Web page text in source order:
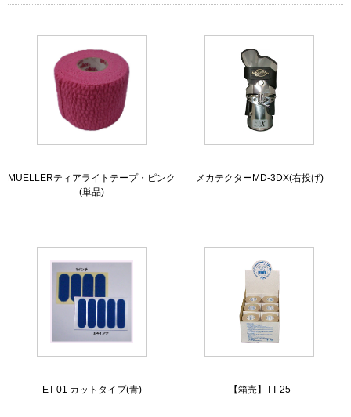
MUELLERティアライトテープ・ピンク
(単品)
メカテクターMD-3DX(右投げ)
ET-01 カットタイプ(青) 【箱売】TT-25